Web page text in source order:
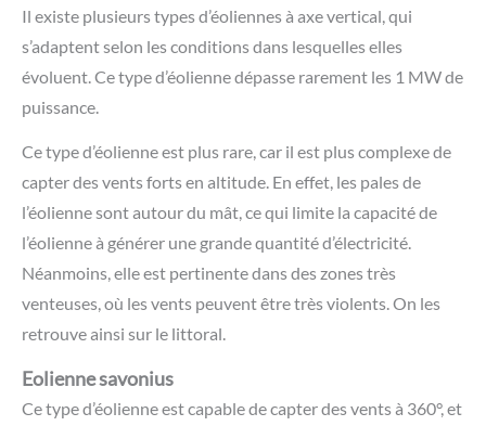
Il existe plusieurs types d’éoliennes à axe vertical, qui
s’adaptent selon les conditions dans lesquelles elles
évoluent. Ce type d’éolienne dépasse rarement les 1 MW de
puissance.
Ce type d’éolienne est plus rare, car il est plus complexe de
capter des vents forts en altitude. En effet, les pales de
l’éolienne sont autour du mât, ce qui limite la capacité de
l’éolienne à générer une grande quantité d’électricité.
Néanmoins, elle est pertinente dans des zones très
venteuses, où les vents peuvent être très violents. On les
retrouve ainsi sur le littoral.
Eolienne savonius
Ce type d’éolienne est capable de capter des vents à 360°, et